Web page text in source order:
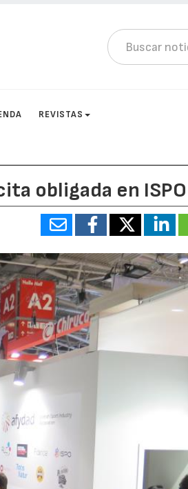
REVISTAS
obligada en ISPO